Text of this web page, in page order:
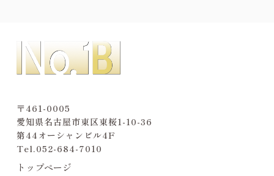
〒461-0005
愛知県名古屋市東区東桜1-10-36
第44オーシャンビル4F
Tel.052-684-7010
トップページ